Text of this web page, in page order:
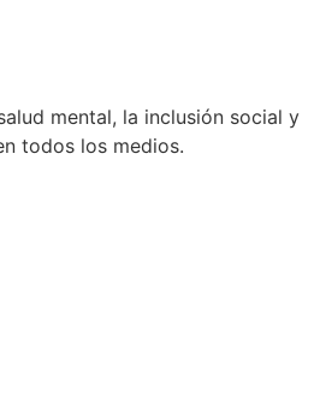
mental, la inclusión social y
todos los medios.